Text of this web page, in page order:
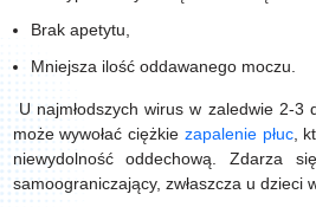
Brak apetytu,
Mniejsza ilość oddawanego moczu.
U najmłodszych wirus w zaledwie 2-3
może wywołać ciężkie zapalenie płuc,
niewydolność oddechową. Zdarza
samoograniczający, zwłaszcza u dzieci